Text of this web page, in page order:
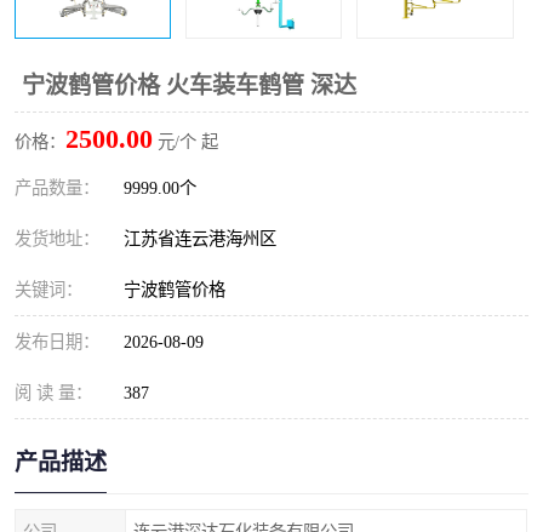
宁波鹤管价格 火车装车鹤管 深达
价格： 2500.00 元/个 起
产品数量： 9999.00个
发货地址： 江苏省连云港海州区
关键词： 宁波鹤管价格
发布日期： 2026-08-09
阅 读 量： 387
产品描述